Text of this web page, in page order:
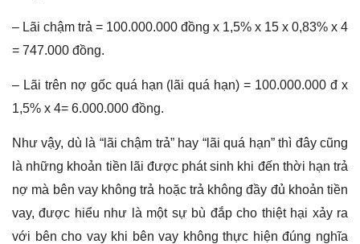
– Lãi chậm trả = 100.000.000 đồng x 1,5% x 15 x 0,83% x 4
= 747.000 đồng.
– Lãi trên nợ gốc quá hạn (lãi quá hạn) = 100.000.000 đ x
1,5% x 4= 6.000.000 đồng.
Như vậy, dù là “lãi chậm trả” hay “lãi quá hạn” thì đây cũng
là những khoản tiền lãi được phát sinh khi đến thời hạn trả
nợ mà bên vay không trả hoặc trả không đầy đủ khoản tiền
vay, được hiểu như là một sự bù đắp cho thiệt hại xảy ra
với bên cho vay khi bên vay không thực hiện đúng nghĩa